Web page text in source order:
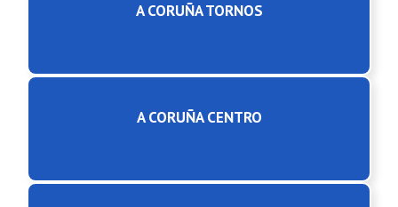
A CORUÑA TORNOS
A CORUÑA CENTRO